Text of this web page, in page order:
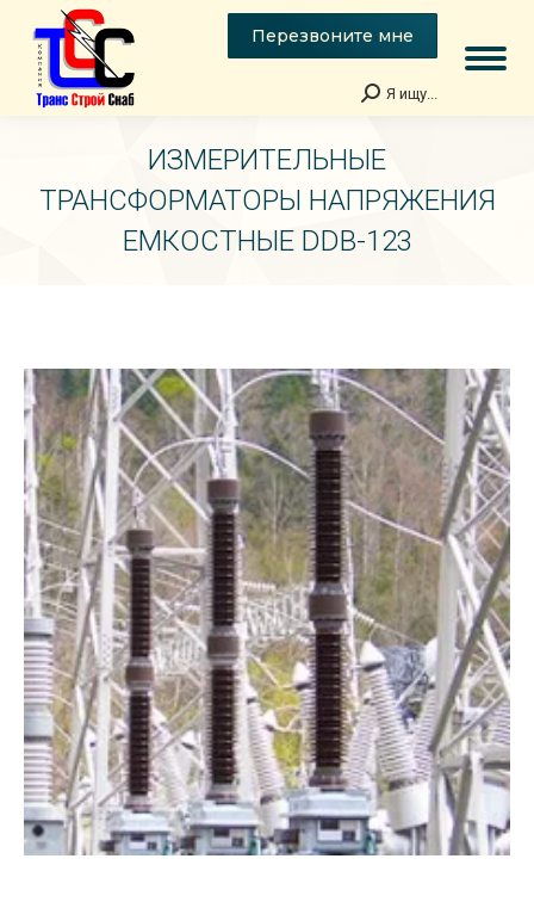
Перезвоните мне
Поиск:
Я ищу...
ИЗМЕРИТЕЛЬНЫЕ
ТРАНСФОРМАТОРЫ НАПРЯЖЕНИЯ
ЕМКОСТНЫЕ DDB-123